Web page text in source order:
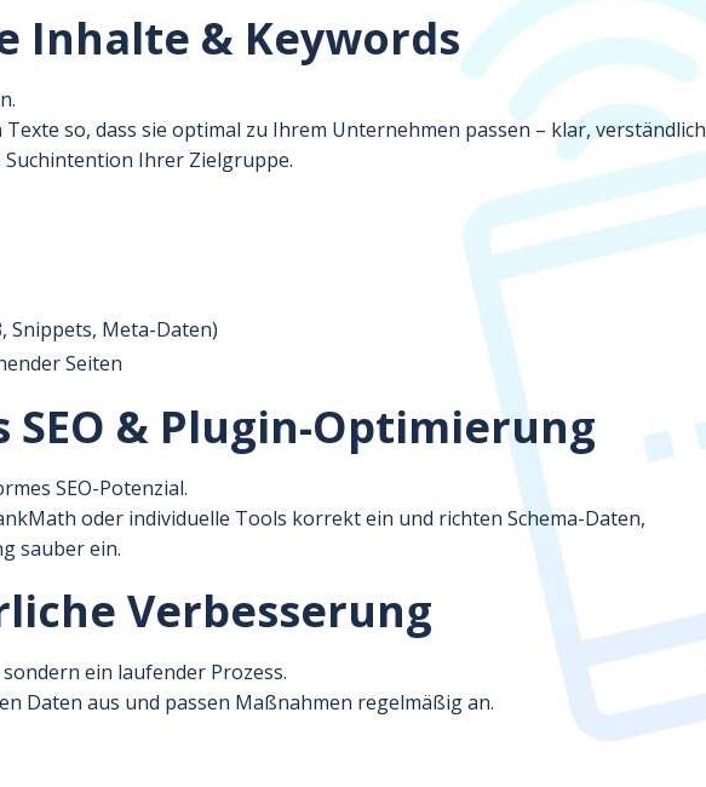
& Keywords
so, dass sie optimal zu Ihrem Unternehmen passen – klar, verständlich
Ihrer Zielgruppe.
Meta-Daten)
Seiten
SEO & Plugin-Optimierung
SEO-Potenzial.
oder individuelle Tools korrekt ein und richten Schema-Daten,
sauber ein.
Verbesserung
ein laufender Prozess.
Daten aus und passen Maßnahmen regelmäßig an.